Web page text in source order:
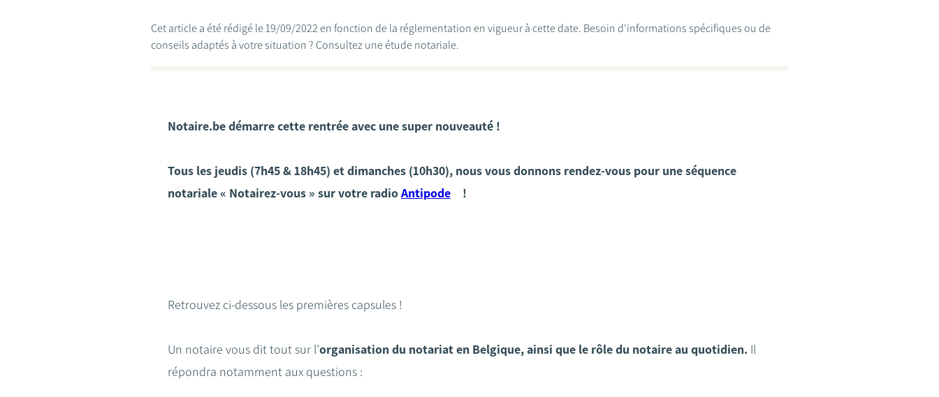
Cet article a été rédigé le 19/09/2022 en fonction de la réglementation en vigueur à cette date. Besoin d'informations spécifiques ou de
conseils adaptés à votre situation ? Consultez une étude notariale.
Notaire.be démarre cette rentrée avec une super nouveauté !
Tous les jeudis (7h45 & 18h45) et dimanches (10h30), nous vous donnons rendez-vous pour une séquence
notariale « Notairez-vous » sur votre radioAntipode !
Retrouvez ci-dessous les premières capsules !
Un notaire vous dit tout sur l’organisation du notariat en Belgique, ainsi que le rôle du notaire au quotidien. Il
répondra notamment aux questions :